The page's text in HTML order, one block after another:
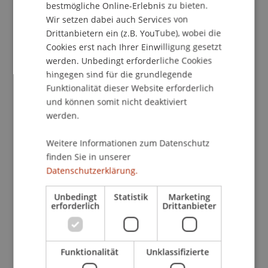
gefördert und stets korrekt gehandelt werden
muss. Aufgrund dieses einzigartigen Umfelds
bedarf es eines ebenso einzigartigen Leadership-
Konzepts.
Gelungener Auftakt und Ausblick
Der Auftakt dieser Programmetappe wurde im
Juni 2024 mit einem Tagesworkshop an der
Universität Liechtenstein durch die Begrüssung
des Rektors Dr. Christian Frommelt eingeleitet. Im
Anschluss an die offiziellen Programmpunkte
rundeten ein gemeinsames Essen sowie eine
kurze Führung durch die Universität den
bestmögliche Online-Erlebnis zu bieten.
Wir setzen dabei auch Services von
Drittanbietern ein (z.B. YouTube), wobei die
Cookies erst nach Ihrer Einwilligung gesetzt
werden. Unbedingt erforderliche Cookies
hingegen sind für die grundlegende
Funktionalität dieser Website erforderlich
und können somit nicht deaktiviert
werden.
Weitere Informationen zum Datenschutz
finden Sie in unserer
Datenschutzerklärung.
Unbedingt
erforderlich
Statistik Marketing
Drittanbieter
Funktionalität Unklassifizierte